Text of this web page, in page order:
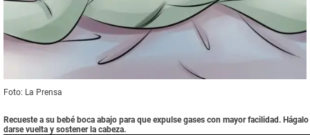
Foto: La Prensa
Recueste a su bebé boca abajo para que expulse gases con mayor facilidad.
darse vuelta y sostener la cabeza.